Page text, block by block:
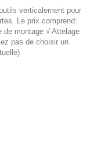
verticalement pour
Le prix comprend:
montage √ Attelage
pas de choisir un